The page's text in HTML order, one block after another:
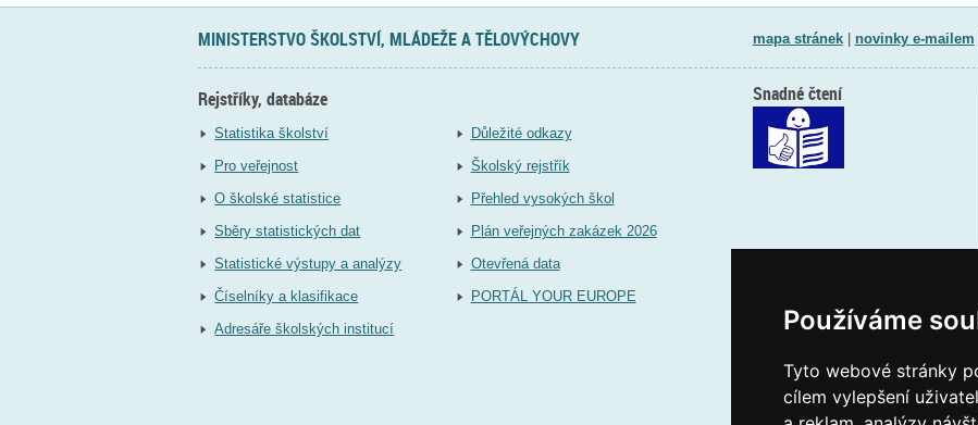
Používáme
Tyto webové stránky
cílem vylepšení
MINISTERSTVO ŠKOLSTVÍ, MLÁDEŽE A TĚLOVÝCHOVY mapa stránek| novinky e-mailem
Rejstříky, databáze
Statistika školství
Pro veřejnost
O školské statistice
Sběry statistických dat
Statistické výstupy a analýzy
Číselníky a klasifikace
Adresáře školských institucí
Důležité odkazy
Školský rejstřík
Přehled vysokých škol
Plán veřejných zakázek 2026
Otevřená data
PORTÁL YOUR EUROPE
Snadné čtení